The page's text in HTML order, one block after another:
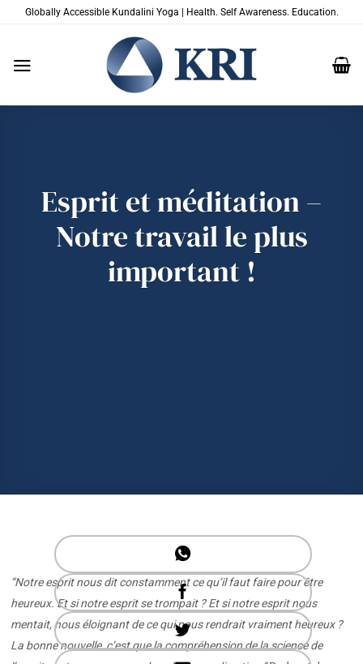
PasserGlobally Accessible Kundalini Yoga | Health. Self Awareness. Education.
Esprit et méditation –
Notre travail le plus
important !
“Notre esprit nous dit constamment ce qu’il faut faire pour être
heureux. Et si notre esprit se trompait ? Et si notre esprit nous
mentait, nous éloignant de ce qui nous rendrait vraiment heureux ?
La bonne nouvelle, c’est que la compréhension de la science de